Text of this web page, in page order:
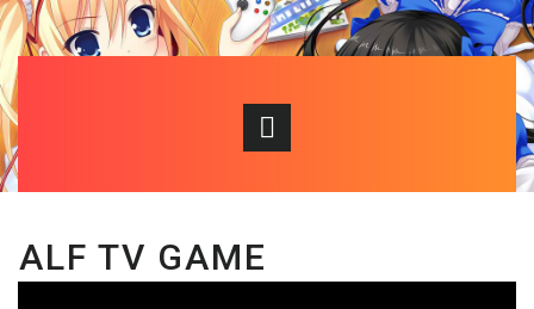
ALF TV GAME